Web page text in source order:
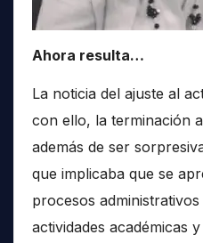
Ahora resulta…
La noticia del ajuste al
con ello, la terminación
además de ser
que implicaba que se
procesos
actividades académicas